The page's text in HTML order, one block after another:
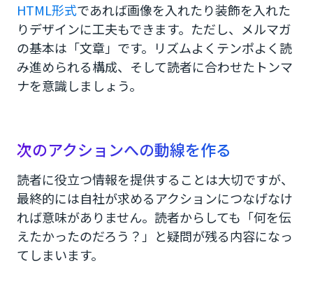
HTML形式であれば画像を入れたり装飾を入れた
りデザインに工夫もできます。ただし、メルマガ
の基本は「文章」です。リズムよくテンポよく読
み進められる構成、そして読者に合わせたトンマ
ナを意識しましょう。
次のアクションへの動線を作る
読者に役立つ情報を提供することは大切ですが、
最終的には自社が求めるアクションにつなげなけ
れば意味がありません。読者からしても「何を伝
えたかったのだろう？」と疑問が残る内容になっ
てしまいます。